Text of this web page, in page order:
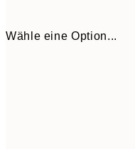
Wähle eine Option...